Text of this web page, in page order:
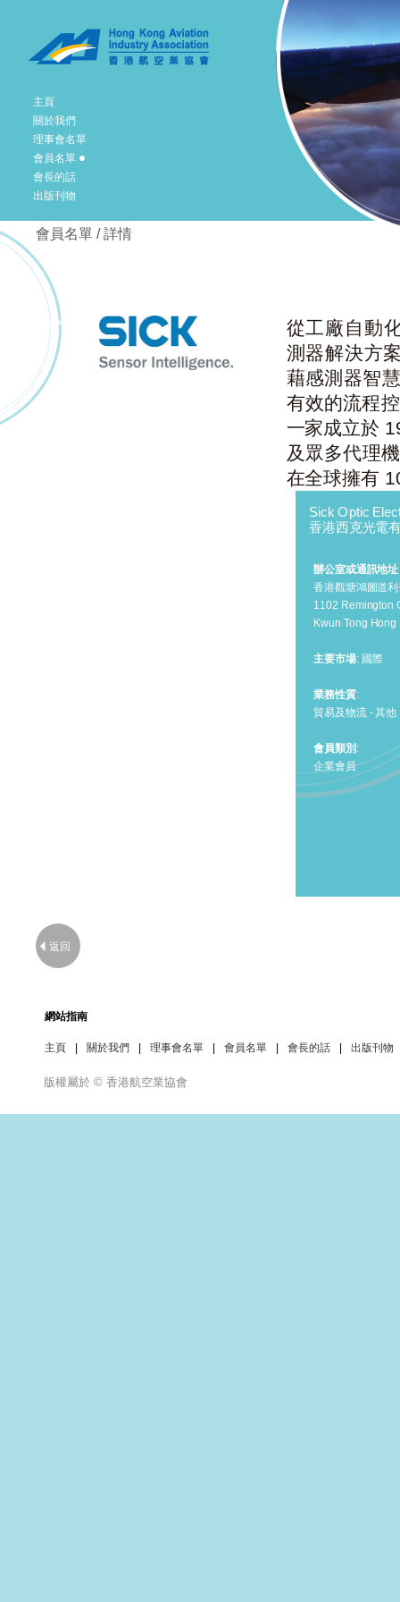
主頁
關於我們
理事會名單
會員名單
會長的話
出版刊物
會員名單 / 詳情
從工廠自動
測器解決方
藉感測器智
有效的流程
一家成立於
及眾多代理
在全球擁有
Sick Optic
香港西克光電
辦公室或通訊地址
香港觀塘鴻圖道
1102 Remington
Kwun Tong Hong
主要市場: 國際
業務性質:
貿易及物流 - 其他
會員類別 :
企業會員
返回
網站指南
主頁 關於我們 理事會名單 會員名單 會長的話 出版刊物
版權屬於 © 香港航空業協會